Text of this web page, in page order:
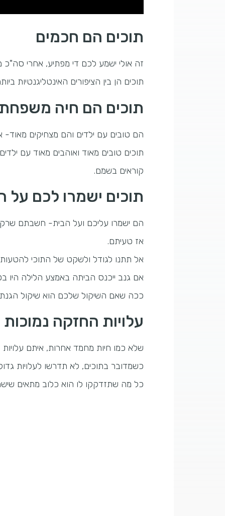
תוכים הם חכמים
זה אולי ישמע לכם די מפתיע, אחרי
תוכים הן בין הציפורים
תוכים הם חיה
הם טובים עם ילדים והם מצחיקים מאוד-
תוכים טובים מאוד ואוהבים מאוד עם
קוראים בשמם.
תוכים ישמרו לכם על
הם ישמרו עליכם ועל הבית- חשבתם שרק
אז טעיתם.
אל תתנו לגודל ולשקט של התוכי
אם גנב ייכנס הביתה באמצע הלילה היו
ככה שאם השיקול שלכם הוא שיקול
עלויות החזקה נמוכות
שלא כמו חיות מחמד אחרות, איתם עלויות
כשמדובר בתוכים, לא תדרשו לעלויות
כל מה שתזדקקו לו הוא כלוב מתאים